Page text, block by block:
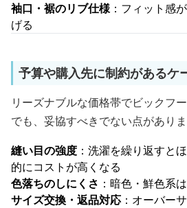
袖口・裾のリブ仕様：フィット感
げる
予算や購入先に制約があるケ
リーズナブルな価格帯でビックフ
でも、妥協すべきでない点がありま
縫い目の強度 ：洗濯を繰り返すと
的にコストが高くなる
色落ちのしにくさ ：暗色・鮮色系
サイズ交換・返品対応 ：オーバー